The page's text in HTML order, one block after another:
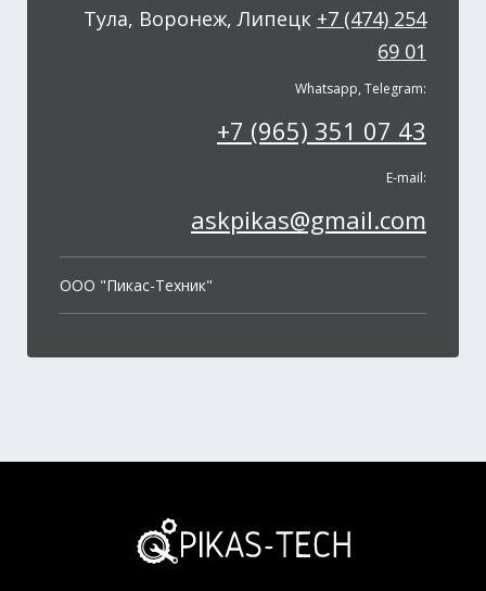
Тула, Воронеж, Липецк +7 (474) 254
69 01
Whatsapp, Telegram:
+7 (965) 351 07 43
E-mail:
askpikas@gmail.com
OOO "Пикас-Техник"